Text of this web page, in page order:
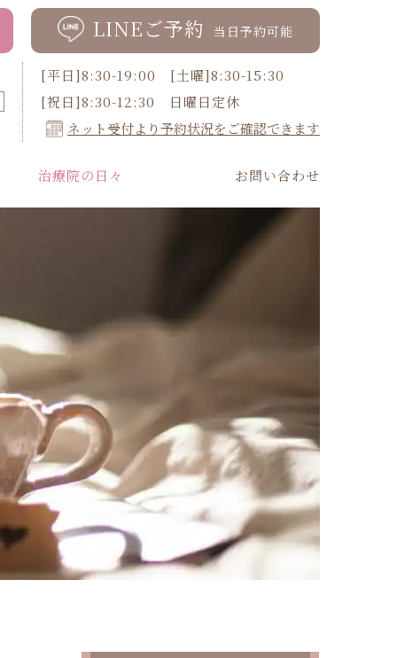
LINEご予約 当日予約可能
[平日]8:30-19:00 [土曜]8:30-15:30
[祝日]8:30-12:30 日曜日定休
ネット受付より予約状況をご確認できます
治療院の日々 お問い合わせ